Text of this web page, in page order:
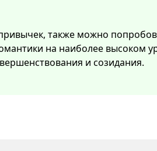
также можно
на наиболее высоком
и созидания.